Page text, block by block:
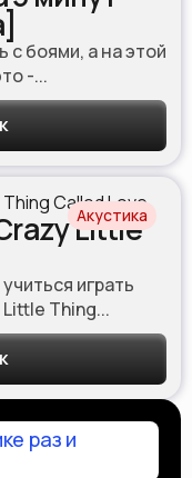
боями, а на этой
-...
Акустика
Little
играть
Thing...
раз и